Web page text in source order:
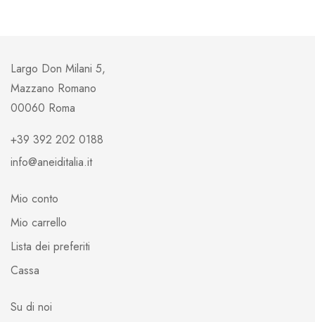
Largo Don Milani 5,
Mazzano Romano
00060 Roma
+39 392 202 0188
info@aneiditalia.it
Mio conto
Mio carrello
Lista dei preferiti
Cassa
Su di noi